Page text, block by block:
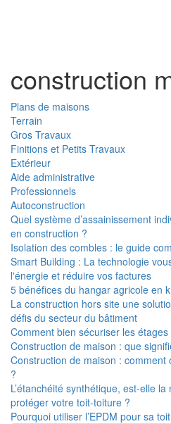
construction
Plans de maisons
Terrain
Gros Travaux
Finitions et Petits Travaux
Extérieur
Aide administrative
Professionnels
Autoconstruction
Quel système d’assainissement
en construction ?
Isolation des combles : le guide
Smart Building : La technologie
l'énergie et réduire vos factures
5 bénéfices du hangar agricole en
La construction hors site une
défis du secteur du bâtiment
Comment bien sécuriser les
Construction de maison : que
Construction de maison :
?
L’étanchéité synthétique, est-elle
protéger votre toit-toiture ?
Pourquoi utiliser l’EPDM pour sa